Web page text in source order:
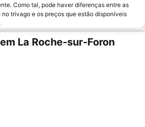
Como tal, pode haver diferenças entre as
trivago e os preços que estão disponíveis
La Roche-sur-Foron